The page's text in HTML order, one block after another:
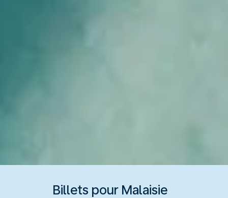
Billets pour Malaisie